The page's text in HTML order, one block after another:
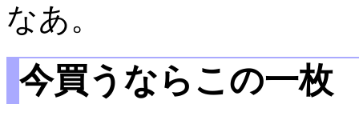
なあ。
今買うならこの一枚